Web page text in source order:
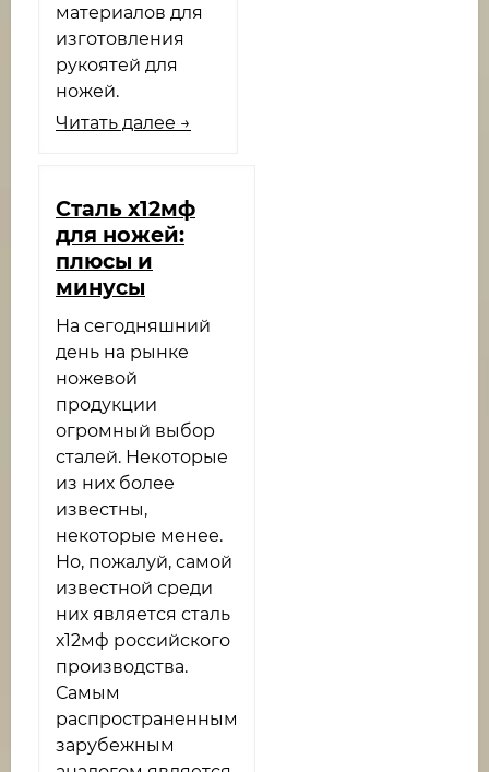
материалов для
изготовления
рукоятей для
ножей.
Читать далее →
Сталь х12мф
для ножей:
плюсы и
минусы
На сегодняшний
день на рынке
ножевой
продукции
огромный выбор
сталей. Некоторые
из них более
известны,
некоторые менее.
Но, пожалуй, самой
известной среди
них является сталь
х12мф российского
производства.
Самым
распространенным
зарубежным